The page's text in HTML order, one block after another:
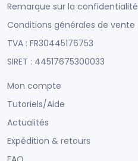
Remarque sur la confidentialité
Conditions générales de vente
TVA : FR30445176753
SIRET : 44517675300033
Mon compte
Tutoriels/Aide
Actualités
Expédition & retours